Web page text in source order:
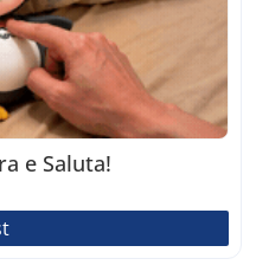
e Saluta!